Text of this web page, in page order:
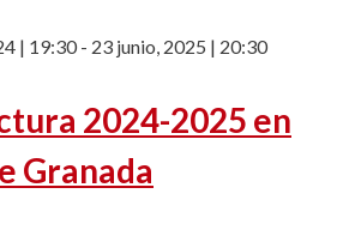
| 19:30- 23 junio, 2025 | 20:30
2024-2025 en
Granada